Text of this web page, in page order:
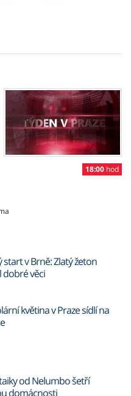
18:00 hod
start v Brně: Zlatý žeton
věci
květina v Praze sídlí na
od Nelumbo šetří
domácnosti